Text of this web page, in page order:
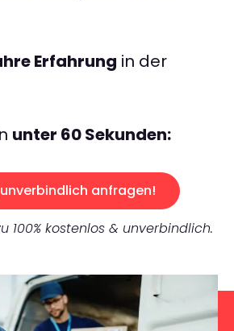
Erfahrung in der
unter 60 Sekunden:
anfragen!
100% kostenlos & unverbindlich.